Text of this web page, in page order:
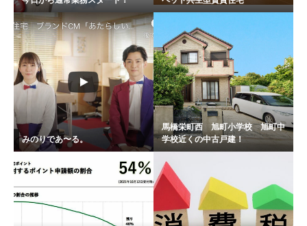
みのりであ〜る。
馬橋栄町西 旭町小学校 旭町中
学校近くの中古戸建！